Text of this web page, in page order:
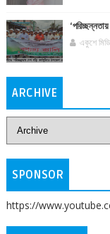
একুশে
ARCHIVE
SPONSOR
https://